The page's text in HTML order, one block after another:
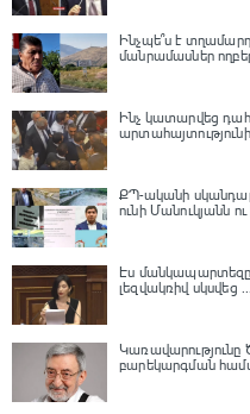
Ինչպե՞ս է
մանրամասներ
Ինչ կատարվեց
ՔՊ-ականի
ունի Մանուկյանն ու
Էս մանկապարտեզը
լեզվակռիվ սկսվեց ...
բարեկարգման